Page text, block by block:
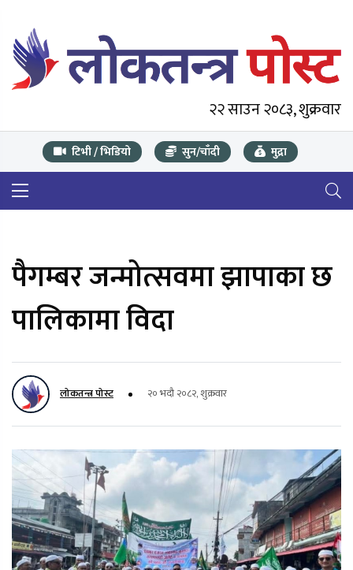
२२ साउन २०८३, शुक्रवार
टिभी / भिडियो सुन/चाँदी मुद्रा
पैगम्बर जन्मोत्सवमा झापाका छ
पालिकामा विदा
लोकतन्त्र पोस्ट २० भदौ २०८२, शुक्रवार